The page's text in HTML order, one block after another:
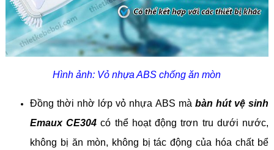
Hình ảnh: Vỏ nhựa ABS chống ăn mòn
Đồng thời nhờ lớp vỏ nhựa ABS mà bàn hút vệ sinh
Emaux CE304 có thể hoạt động trơn tru dưới nước,
không bị ăn mòn, không bị tác động của hóa chất bể